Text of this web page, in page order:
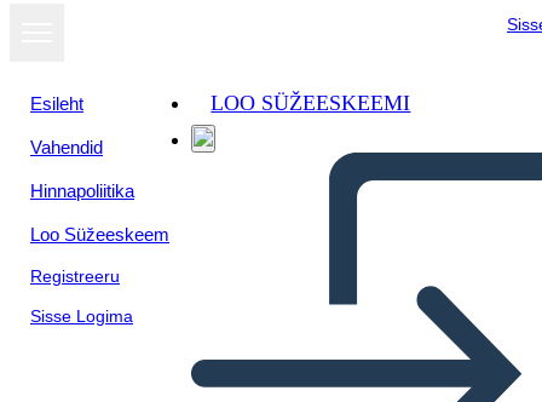
Esileht
Vahendid
Hinnapoliitika
Loo Süžeeskeem
Registreeru
Sisse Logima
LOO SÜŽEESKEEMI